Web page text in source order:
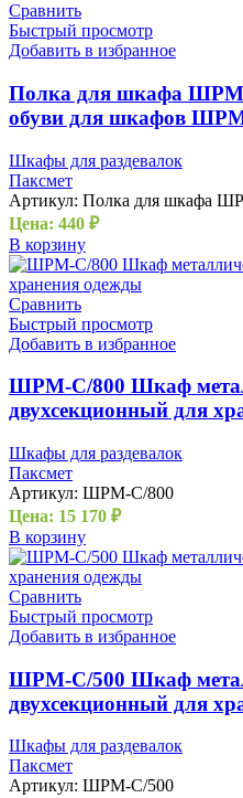
Сравнить
Быстрый просмотр
Добавить в избранное
Полка для шкафа ШРМ
обуви для шкафов
Шкафы для раздевалок
Паксмет
Артикул: Полка для шкафа
Цена: 440 ₽
В корзину
Сравнить
Быстрый просмотр
Добавить в избранное
ШРМ-С/800 Шкаф
двухсекционный для
Шкафы для раздевалок
Паксмет
Артикул: ШРМ-С/800
Цена: 15 170 ₽
В корзину
Сравнить
Быстрый просмотр
Добавить в избранное
ШРМ-С/500 Шкаф
двухсекционный для
Шкафы для раздевалок
Паксмет
Артикул: ШРМ-С/500